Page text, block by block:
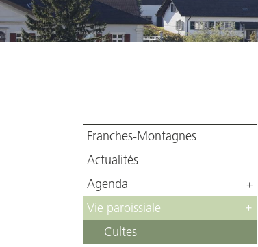
Franches-Montagnes
Actualités
Agenda
+
Vie paroissiale
Cultes
+